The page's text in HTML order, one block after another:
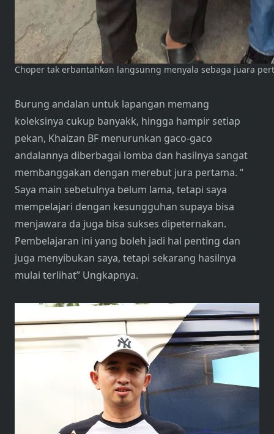
Choper tak erbantahkan langsunng menyala sebaga juara
Burung andalan untuk lapangan memang
koleksinya cukup banyakk, hingga hampir setiap
pekan, Khaizan BF menurunkan gaco-gaco
andalannya diberbagai lomba dan hasilnya sangat
membanggakan dengan merebut jura pertama. “
Saya main sebetulnya belum lama, tetapi saya
mempelajari dengan kesungguhan supaya bisa
menjawara da juga bisa sukses dipeternakan.
Pembelajaran ini yang boleh jadi hal penting dan
juga menyibukan saya, tetapi sekarang hasilnya
mulai terlihat” Ungkapnya.